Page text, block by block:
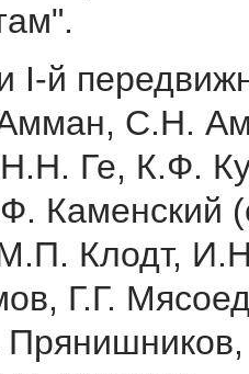
I-й
С.Н.
Ге, К.Ф.
Каменский
Клодт,
Г.Г.